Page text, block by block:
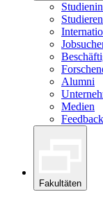
Alumni
Medien
Feedback
Fakultäten